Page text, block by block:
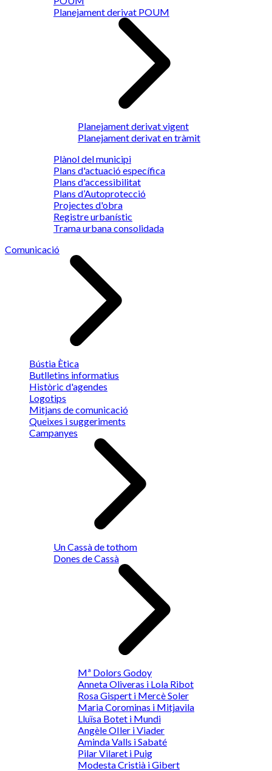
Planejament derivat POUM
Planejament derivat vigent
Planejament derivat en tràmit
Plànol del municipi
Plans d'actuació específica
Plans d'accessibilitat
Plans d’Autoprotecció
Projectes d'obra
Registre urbanístic
Trama urbana consolidada
Comunicació
Bústia Ètica
Butlletins informatius
Històric d'agendes
Logotips
Mitjans de comunicació
Queixes i suggeriments
Campanyes
Un Cassà de tothom
Dones de Cassà
Mª Dolors Godoy
Anneta Oliveras i Lola Ribot
Rosa Gispert i Mercè Soler
Maria Corominas i Mitjavila
Lluïsa Botet i Mundi
Angèle OIler i Viader
Aminda Valls i Sabaté
Pilar Vilaret i Puig
Modesta Cristià i Gibert